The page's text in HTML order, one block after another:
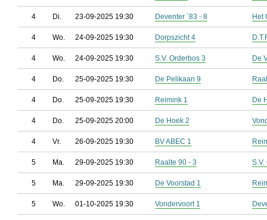
4 Di. 23-09-2025 19:30 Deventer `83 - 8 Het
4 Wo. 24-09-2025 19:30 Dorpszicht 4
4 Wo. 24-09-2025 19:30 S.V. Orderbos 3 De
4 Do. 25-09-2025 19:30 De Pelikaan 9
4 Do. 25-09-2025 19:30 Reimink 1 De
4 Do. 25-09-2025 20:00 De Hoek 2
4 Vr. 26-09-2025 19:30 BV ABEC 1
5 Ma. 29-09-2025 19:30 Raalte 90 - 3 S.V.
5 Ma. 29-09-2025 19:30 De Voorstad 1
5 Wo. 01-10-2025 19:30 Vondervoort 1